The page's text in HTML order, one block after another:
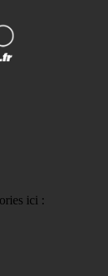
ici :